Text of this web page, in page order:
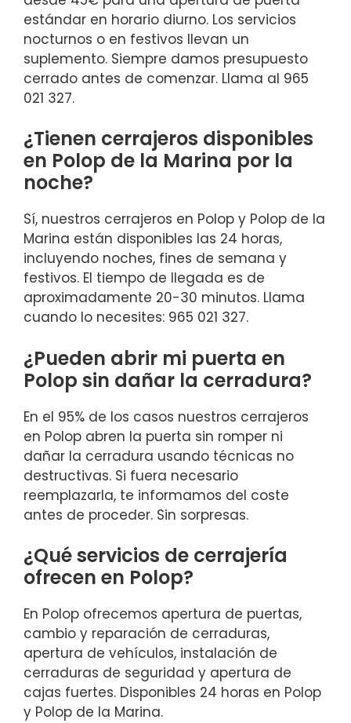
estándar en horario diurno. Los servicios
nocturnos o en festivos llevan un
suplemento. Siempre damos presupuesto
cerrado antes de comenzar. Llama al 965
021 327.
¿Tienen cerrajeros disponibles
en Polop de la Marina por la
noche?
Sí, nuestros cerrajeros en Polop y Polop de la
Marina están disponibles las 24 horas,
incluyendo noches, fines de semana y
festivos. El tiempo de llegada es de
aproximadamente 20-30 minutos. Llama
cuando lo necesites: 965 021 327.
¿Pueden abrir mi puerta en
Polop sin dañar la cerradura?
En el 95% de los casos nuestros cerrajeros
en Polop abren la puerta sin romper ni
dañar la cerradura usando técnicas no
destructivas. Si fuera necesario
reemplazarla, te informamos del coste
antes de proceder. Sin sorpresas.
¿Qué servicios de cerrajería
ofrecen en Polop?
En Polop ofrecemos apertura de puertas,
cambio y reparación de cerraduras,
apertura de vehículos, instalación de
cerraduras de seguridad y apertura de
cajas fuertes. Disponibles 24 horas en Polop
y Polop de la Marina.